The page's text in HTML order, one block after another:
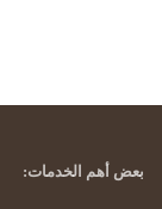
بعض أهم الخدمات: